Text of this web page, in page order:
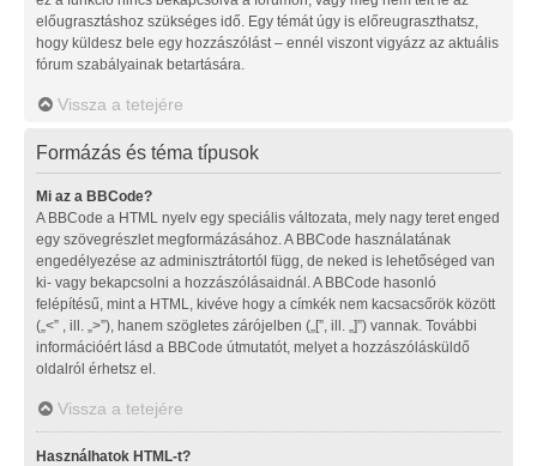
előugrasztáshoz szükséges idő. Egy témát úgy is előreugraszthatsz,
hogy küldesz bele egy hozzászólást – ennél viszont vigyázz az aktuális
fórum szabályainak betartására.
Vissza a tetejére
Formázás és téma típusok
Mi az a BBCode?
A BBCode a HTML nyelv egy speciális változata, mely nagy teret enged
egy szövegrészlet megformázásához. A BBCode használatának
engedélyezése az adminisztrátortól függ, de neked is lehetőséged van
ki- vagy bekapcsolni a hozzászólásaidnál. A BBCode hasonló
felépítésű, mint a HTML, kivéve hogy a címkék nem kacsacsőrök között
(„<” , ill. „>”), hanem szögletes zárójelben („[”, ill. „]”) vannak. További
információért lásd a BBCode útmutatót, melyet a hozzászólásküldő
oldalról érhetsz el.
Vissza a tetejére
Használhatok HTML-t?